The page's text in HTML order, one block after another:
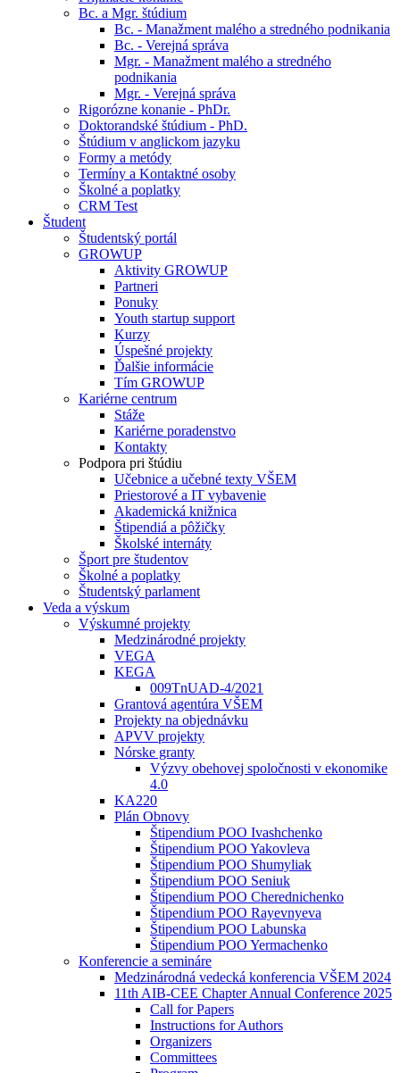
Bc. a Mgr. štúdium
Bc. - Manažment malého a stredného podnikania
Bc. - Verejná správa
Mgr. - Manažment malého a stredného
podnikania
Mgr. - Verejná správa
Rigorózne konanie - PhDr.
Doktorandské štúdium - PhD.
Štúdium v anglickom jazyku
Formy a metódy
Termíny a Kontaktné osoby
Školné a poplatky
CRM Test
Študent
Študentský portál
GROWUP
Aktivity GROWUP
Partneri
Ponuky
Youth startup support
Kurzy
Úspešné projekty
Ďalšie informácie
Tím GROWUP
Kariérne centrum
Stáže
Kariérne poradenstvo
Kontakty
Podpora pri štúdiu
Učebnice a učebné texty VŠEM
Priestorové a IT vybavenie
Akademická knižnica
Štipendiá a pôžičky
Školské internáty
Šport pre študentov
Školné a poplatky
Študentský parlament
Veda a výskum
Výskumné projekty
Medzinárodné projekty
VEGA
KEGA
009TnUAD-4/2021
Grantová agentúra VŠEM
Projekty na objednávku
APVV projekty
Nórske granty
Výzvy obehovej spoločnosti v ekonomike
4.0
KA220
Plán Obnovy
Štipendium POO Ivashchenko
Štipendium POO Yakovleva
Štipendium POO Shumyliak
Štipendium POO Seniuk
Štipendium POO Cherednichenko
Štipendium POO Rayevnyeva
Štipendium POO Labunska
Štipendium POO Yermachenko
Konferencie a semináre
Medzinárodná vedecká konferencia VŠEM 2024
11th AIB-CEE Chapter Annual Conference 2025
Call for Papers
Instructions for Authors
Organizers
Committees